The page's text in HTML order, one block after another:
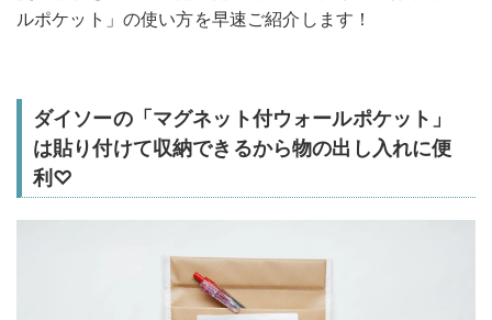
ルポケット」の使い方を早速ご紹介します！
ダイソーの「マグネット付ウォールポケット」
は貼り付けて収納できるから物の出し入れに便
利♡